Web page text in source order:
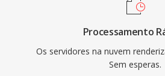
Processamento
Os servidores na nuvem
Sem esperas.